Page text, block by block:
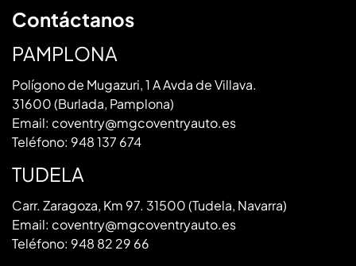
Contáctanos
PAMPLONA
Polígono de Mugazuri, 1 A Avda de Villava.
31600 (Burlada, Pamplona)
Email: coventry@mgcoventryauto.es
Teléfono: 948 137 674
TUDELA
Carr. Zaragoza, Km 97. 31500 (Tudela, Navarra)
Email: coventry@mgcoventryauto.es
Teléfono: 948 82 29 66